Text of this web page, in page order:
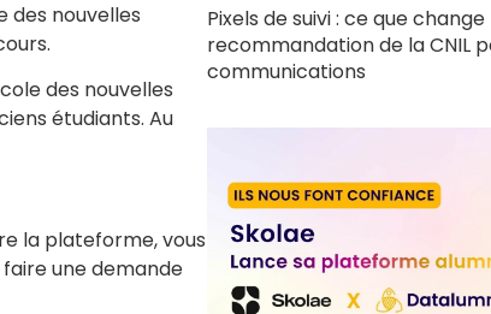
des nouvelles
des nouvelles
étudiants. Au
la plateforme, vous
faire une demande
Pixels de suivi : ce que change
recommandation de la CNIL
communications